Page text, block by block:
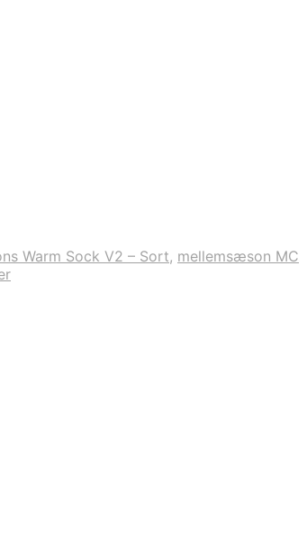
Warm Sock V2 – Sort, mellemsæson MC